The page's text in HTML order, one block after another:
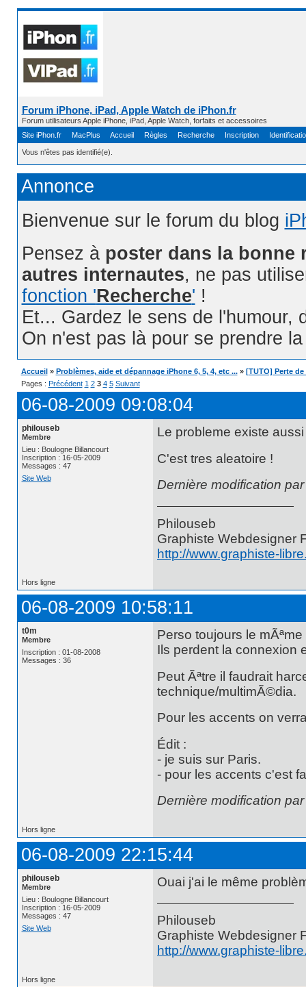
Forum iPhone, iPad, Apple Watch de iPhon.fr
Forum utilisateurs Apple iPhone, iPad, Apple Watch, forfaits et accessoires
Site iPhon.fr
MacPlus Accueil Règles Recherche Inscription
Vous n'êtes pas identifié(e).
Annonce
Bienvenue sur le forum du blog
Pensez à poster dans la bonne
autres internautes, ne pas
fonction 'Recherche' !
Et... Gardez le sens de l'humour,
On n'est pas là pour se prendre
Accueil » Problèmes, aide et dépannage iPhone 6, 5, 4, etc ... » [TUTO] Perte
Pages : Précédent 1 2 3 4 5 Suivant
06-08-2009 09:08:04
philouseb
Membre
Lieu : Boulogne Billancourt
Inscription : 16-05-2009
Messages : 47
Site Web
Le probleme existe
C'est tres aleatoire !
Dernière modification
Philouseb
Graphiste Webdesigner
http://www.graphiste-
Hors ligne
06-08-2009 10:58:11
t0m
Membre
Inscription : 01-08-2008
Messages : 36
Perso toujours le
Ils perdent la connexion
Peut Ãªtre il faudrait
technique/multimÃ©dia.
Pour les accents on
Édit :
- je suis sur Paris.
- pour les accents c'est
Dernière modification
Hors ligne
06-08-2009 22:15:44
philouseb
Membre
Lieu : Boulogne Billancourt
Inscription : 16-05-2009
Messages : 47
Site Web
Ouai j'ai le même
Philouseb
Graphiste Webdesigner
http://www.graphiste-
Hors ligne